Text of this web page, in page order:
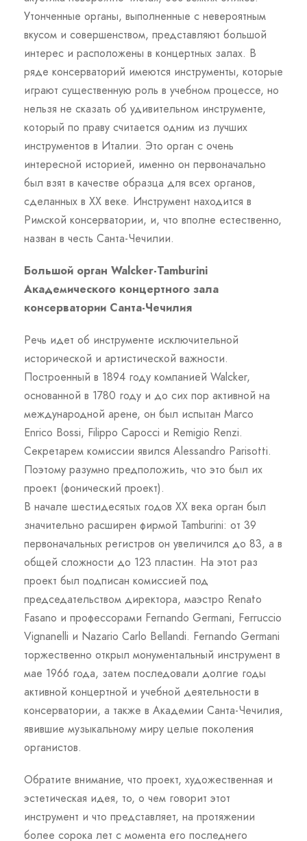
Утонченные органы, выполненные с невероятным
вкусом и совершенством, представляют большой
интерес и расположены в концертных залах. В
ряде консерваторий имеются инструменты, которые
играют существенную роль в учебном процессе, но
нельзя не сказать об удивительном инструменте,
который по праву считается одним из лучших
инструментов в Италии. Это орган с очень
интересной историей, именно он первоначально
был взят в качестве образца для всех органов,
сделанных в ХХ веке. Инструмент находится в
Римской консерватории, и, что вполне естественно,
назван в честь Санта-Чечилии.
Большой орган Walcker-Tamburini
Академического концертного зала
консерватории Санта-Чечилия
Речь идет об инструменте исключительной
исторической и артистической важности.
Построенный в 1894 году компанией Walcker,
основанной в 1780 году и до сих пор активной на
международной арене, он был испытан Marco
Enrico Bossi, Filippo Capocci и Remigio Renzi.
Секретарем комиссии явился Alessandro Parisotti.
Поэтому разумно предположить, что это был их
проект (фонический проект).
В начале шестидесятых годов XX века орган был
значительно расширен фирмой Tamburini: от 39
первоначальных регистров он увеличился до 83, а в
общей сложности до 123 пластин. На этот раз
проект был подписан комиссией под
председательством директора, маэстро Renato
Fasano и профессорами Fernando Germani, Ferruccio
Vignanelli и Nazario Carlo Bellandi. Fernando Germani
торжественно открыл монументальный инструмент в
мае 1966 года, затем последовали долгие годы
активной концертной и учебной деятельности в
консерватории, а также в Академии Санта-Чечилия,
явившие музыкальному миру целые поколения
органистов.
Обратите внимание, что проект, художественная и
эстетическая идея, то, о чем говорит этот
инструмент и что представляет, на протяжении
более сорока лет с момента его последнего